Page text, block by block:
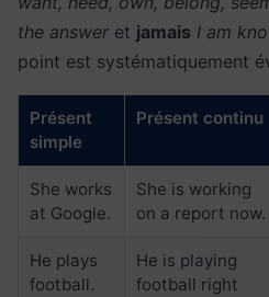
the answer et jamais I am
point est systématiquement
Présent
simple
Présent continu
She works
at Google.
She is working
on a report now.
He plays
football.
He is playing
football right